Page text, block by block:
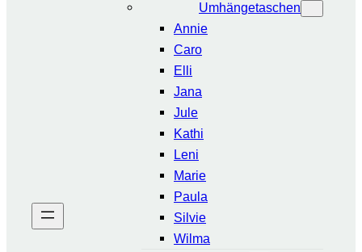
Umhängetaschen
Annie
Caro
Elli
Jana
Jule
Kathi
Leni
Marie
Paula
Silvie
Wilma